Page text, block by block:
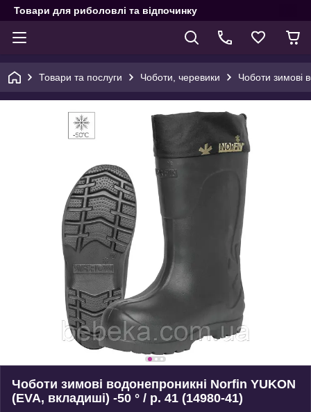
Товари для риболовлі та відпочинку
Товари та послуги Чоботи, черевики Чоботи зимові
Чоботи зимові водонепроникні Norfin YUKON
(EVA, вкладиші) -50 ° / р. 41 (14980-41)